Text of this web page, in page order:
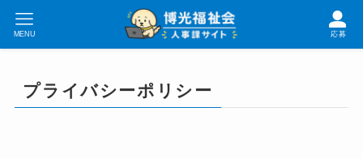
応募
MENU
プライバシーポリシー